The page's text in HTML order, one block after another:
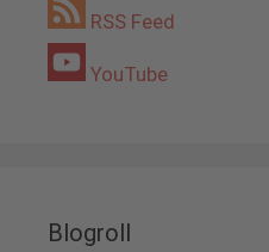
RSS Feed
YouTube
Blogroll